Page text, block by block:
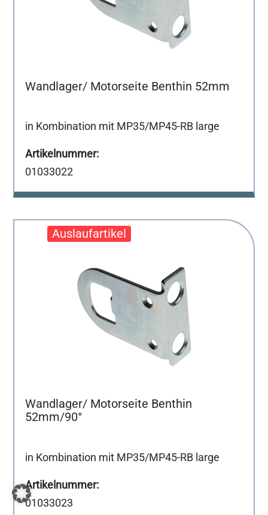
Wandlager/ Motorseite Benthin 52mm
in Kombination mit MP35/MP45-RB large
01033022
Wandlager/ Motorseite Benthin
52mm/90°
in Kombination mit MP35/MP45-RB large
01033023